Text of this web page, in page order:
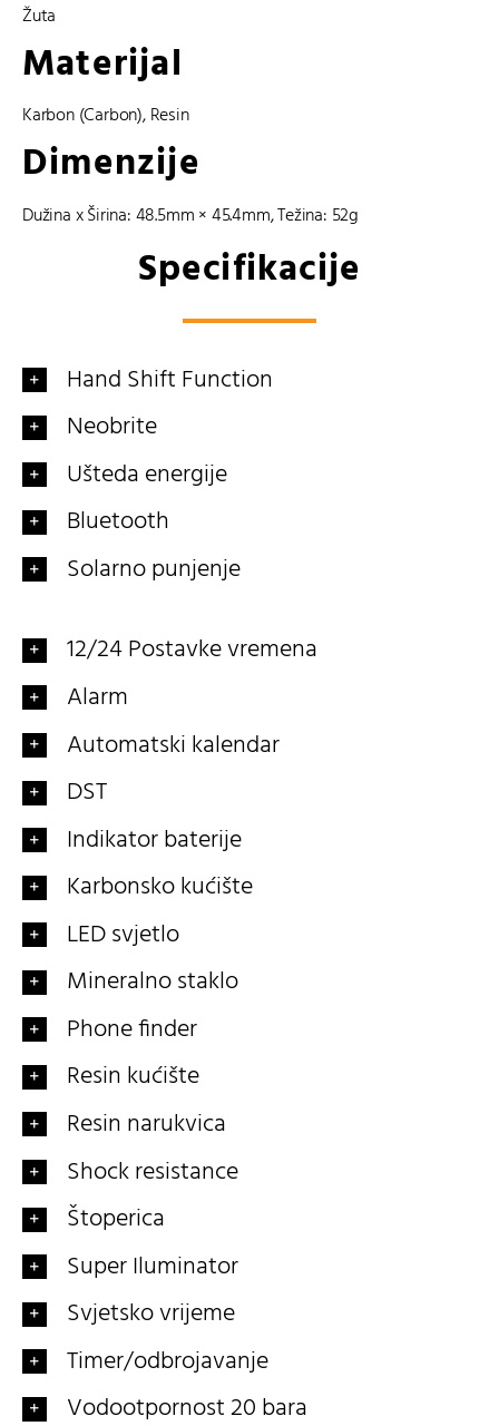
Žuta
Materijal
Karbon (Carbon),Resin
Dimenzije
Dužina x Širina: 48.5mm × 45.4mm, Težina: 52g
Specifikacije
Hand Shift Function
Neobrite
Ušteda energije
Bluetooth
Solarno punjenje
12/24 Postavke vremena
Alarm
Automatski kalendar
DST
Indikator baterije
Karbonsko kućište
LED svjetlo
Mineralno staklo
Phone finder
Resin kućište
Resin narukvica
Shock resistance
Štoperica
Super Iluminator
Svjetsko vrijeme
Timer/odbrojavanje
Vodootpornost 20 bara